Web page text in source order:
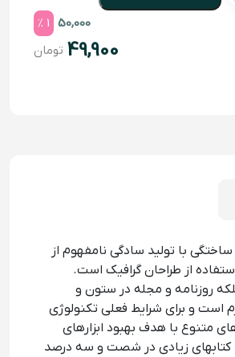
% 1 50,000
تومان 49,900
با تولید سادگی نامفهوم از
از طراحان گرافیک است.
روزنامه و مجله در ستون و
است و برای شرایط فعلی تکنولوژی
متنوع با هدف بهبود ابزارهای
کتابهای زیادی در شصت و سه درصد